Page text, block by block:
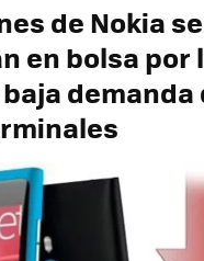
de Nokia se
en bolsa por
demanda